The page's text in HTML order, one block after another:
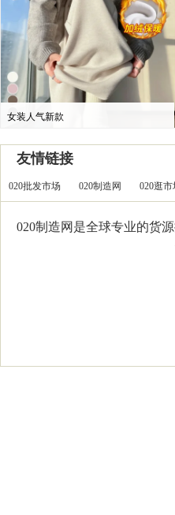
女装人气新款
友情链接
020批发市场 020制造网 020逛市
020制造网是全球专业的货